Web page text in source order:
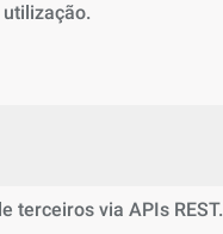
terceiros via APIs REST.